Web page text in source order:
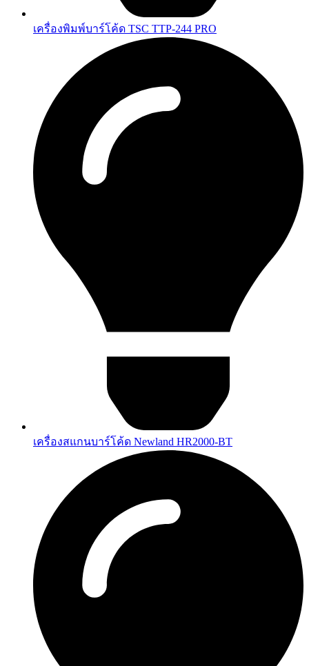
เครื่องพิมพ์บาร์โค้ด TSC TTP-244 PRO
เครื่องสแกนบาร์โค้ด Newland HR2000-BT